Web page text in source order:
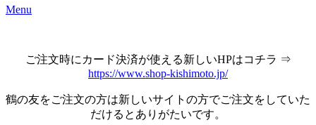
Menu
ご注文時にカード決済が使える新しいHPはコチラ ⇒
https://www.shop-kishimoto.jp/
鶴の友をご注文の方は新しいサイトの方でご注文をしていた
だけるとありがたいです。